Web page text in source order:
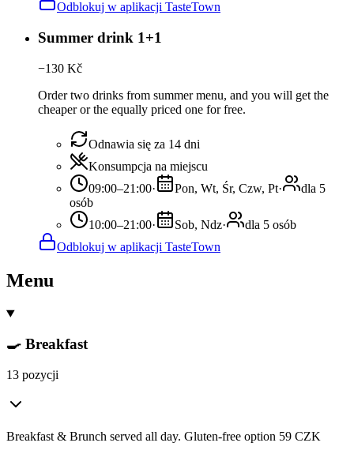
Odblokuj w aplikacji TasteTown
Summer drink 1+1
−130 Kč
Order two drinks from summer menu, and you will get the
cheaper or the equally priced one for free.
Odnawia się za 14 dni
Konsumpcja na miejscu
09:00–21:00· Pon, Wt, Śr, Czw, Pt·
dla 5
osób
10:00–21:00· Sob, Ndz·
dla 5 osób
Odblokuj w aplikacji TasteTown
Menu
🍳 Breakfast
13 pozycji
Breakfast & Brunch served all day. Gluten-free option 59 CZK